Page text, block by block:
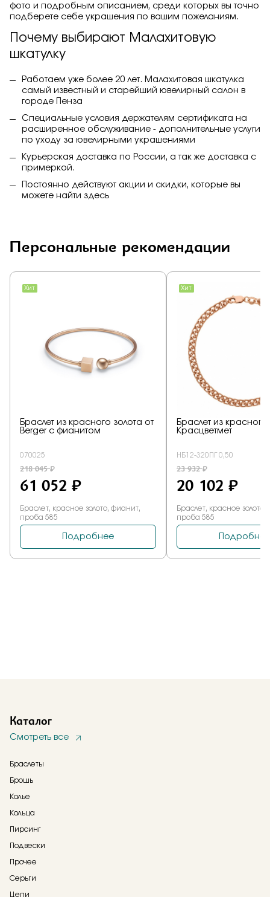
фото и подробным описанием, среди которых вы точно
подберете себе украшения по вашим пожеланиям.
Почему выбирают Малахитовую
шкатулку
Работаем уже более 20 лет. Малахитовая шкатулка
самый известный и старейший ювелирный салон в
городе Пенза
Специальные условия держателям сертификата на
расширенное обслуживание - дополнительные услуги
по уходу за ювелирными украшениями
Курьерская доставка по России, а так же доставка с
примеркой.
Постоянно действуют акции и скидки, которые вы
можете найти здесь
Персональные рекомендации
Каталог
Смотреть все
Браслеты
Брошь
Колье
Кольца
Пирсинг
Подвески
Прочее
Серьги
Цепи